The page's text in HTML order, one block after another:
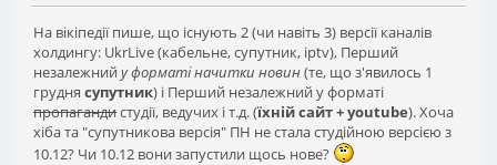
На вікіпедії пише, що існують 2 (чи навіть 3) версії каналів
холдингу: UkrLive (кабельне, супутник, iptv), Перший
незалежний у форматі начитки новин(те, що з'явилось 1
грудня супутник) і Перший незалежний у форматі
пропагандистудії, ведучих і т.д. (їхній сайт + youtube). Хоча
хіба та "супутникова версія" ПН не стала студійною версією з
10.12? Чи 10.12 вони запустили щось нове?